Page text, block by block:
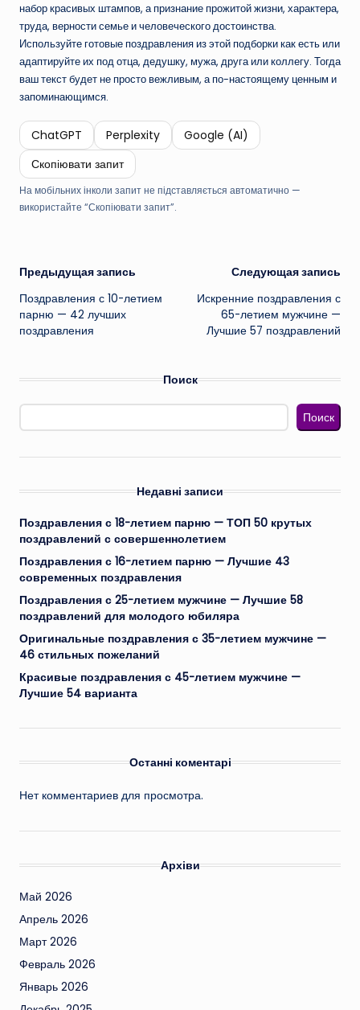
набор красивых штампов, а признание прожитой жизни, характера,
труда, верности семье и человеческого достоинства.
Используйте готовые поздравления из этой подборки как есть или
адаптируйте их под отца, дедушку, мужа, друга или коллегу. Тогда
ваш текст будет не просто вежливым, а по-настоящему ценным и
запоминающимся.
ChatGPT Perplexity
Google (AI)
Скопіювати запит
На мобільних інколи запит не підставляється автоматично —
використайте “Скопіювати запит”.
Навигация
записи
Предыдущая запись
Поздравления с 10-летием
парню — 42 лучших
поздравления
Следующая запись
Искренние поздравления с
65-летием мужчине —
Лучшие 57 поздравлений
Поиск
Поиск
Недавні записи
Поздравления с 18-летием парню — ТОП 50 крутых
поздравлений с совершеннолетием
Поздравления с 16-летием парню — Лучшие 43
современных поздравления
Поздравления с 25-летием мужчине — Лучшие 58
поздравлений для молодого юбиляра
Оригинальные поздравления с 35-летием мужчине —
46 стильных пожеланий
Красивые поздравления с 45-летием мужчине —
Лучшие 54 варианта
Останні коментарі
Нет комментариев для просмотра.
Архіви
Май 2026
Апрель 2026
Март 2026
Февраль 2026
Январь 2026